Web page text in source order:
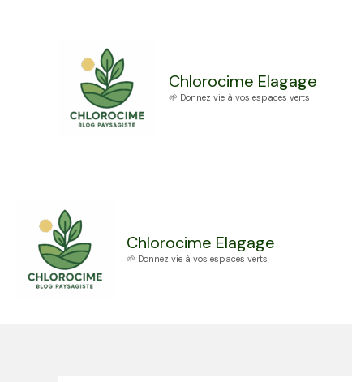
Chlorocime Elagage
🌱 Donnez vie à vos espaces verts
Chlorocime Elagage
🌱 Donnez vie à vos espaces verts